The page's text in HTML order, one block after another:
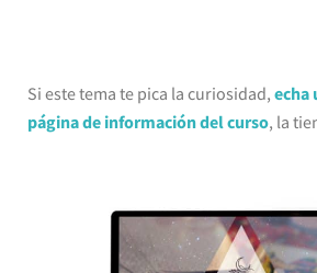
Si este tema te pica la curiosidad, echa
página de información del curso, la